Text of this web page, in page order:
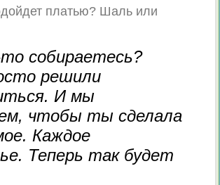
платью? Шаль или
собираетесь?
решили
И мы
чтобы ты сделала
Каждое
Теперь так будет